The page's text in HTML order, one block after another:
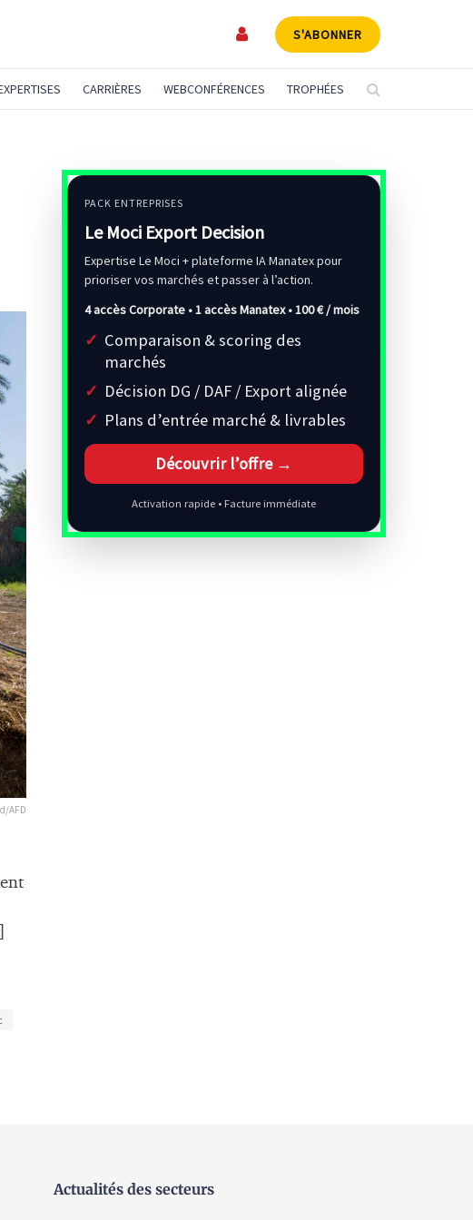
S'ABONNER
CARRIÈRES WEBCONFÉRENCES TROPHÉES
AFD
PACK ENTREPRISES
Le Moci Export Decision
Expertise Le Moci + plateforme IA Manatex pour
prioriser vos marchés et passer à l’action.
4 accès Corporate • 1 accès Manatex •100 € / mois
Comparaison & scoring des
marchés
Décision DG / DAF / Export alignée
Plans d’entrée marché & livrables
Découvrir l’offre →
Activation rapide • Facture immédiate
Actualités des secteurs